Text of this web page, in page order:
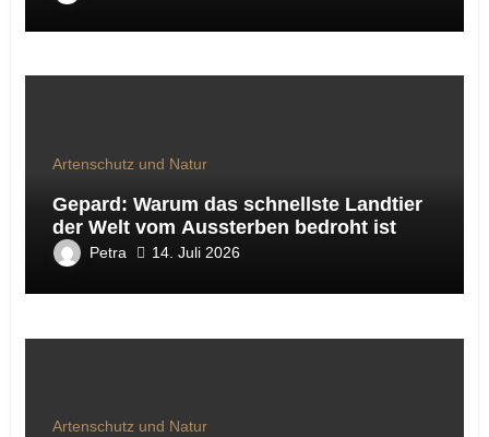
Artenschutz und Natur
Gepard: Warum das schnellste Landtier
der Welt vom Aussterben bedroht ist
Petra 14. Juli 2026
Artenschutz und Natur